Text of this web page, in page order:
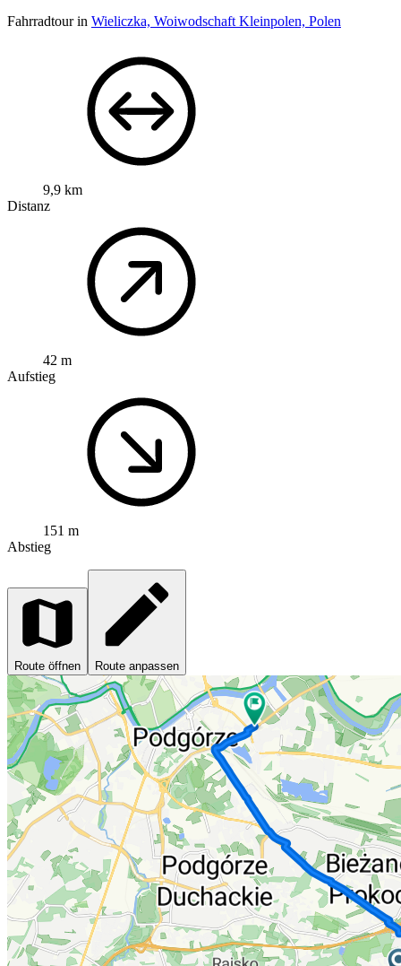
Fahrradtour in Wieliczka, Woiwodschaft Kleinpolen, Polen
9,9 km
Distanz
42 m
Aufstieg
151 m
Abstieg
Route öffnen Route anpassen